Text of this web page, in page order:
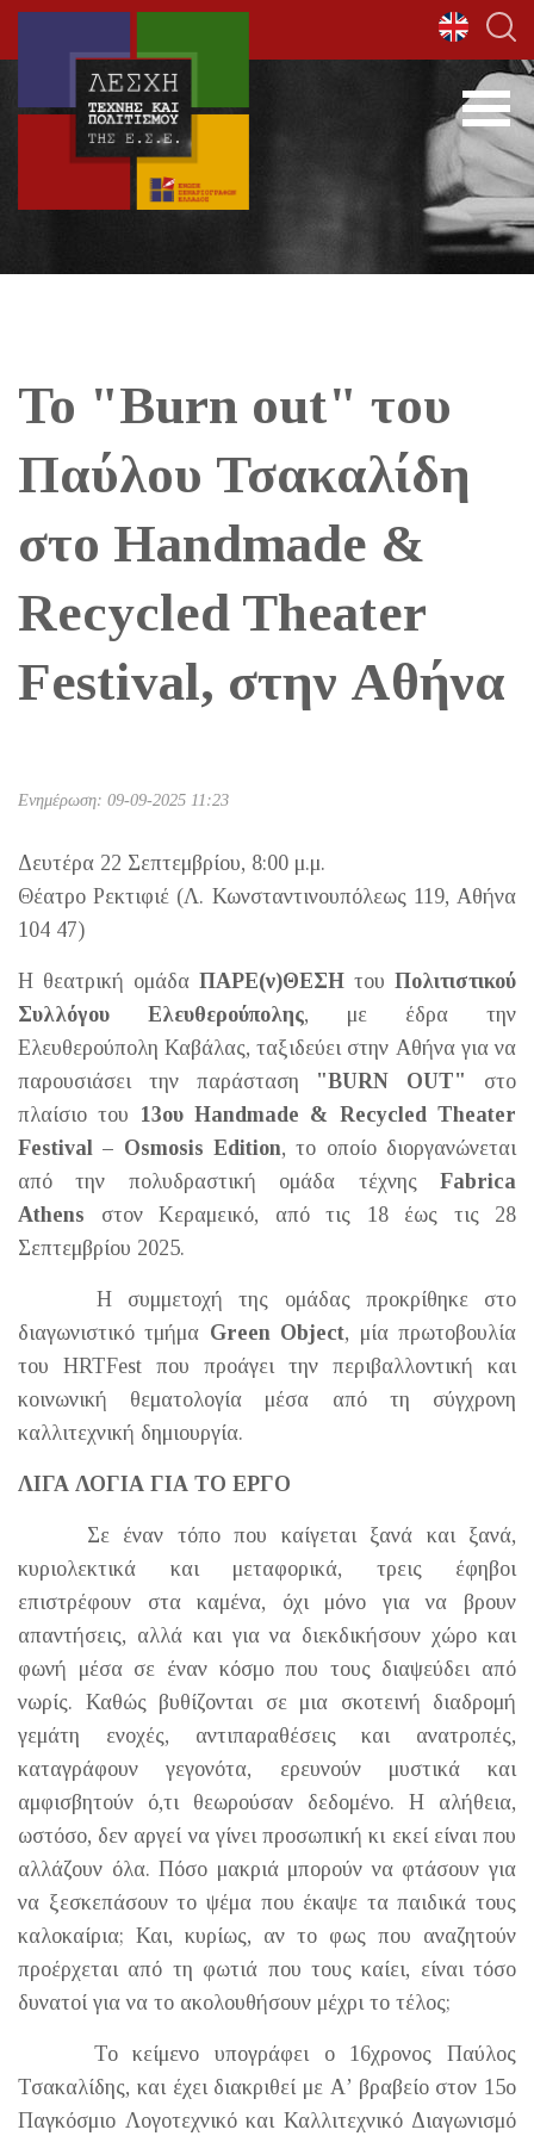
Το "Burn out" του
Παύλου Τσακαλίδη
στο Handmade &
Recycled Theater
Festival, στην Αθήνα
Ενημέρωση: 09-09-2025 11:23
Δευτέρα 22 Σεπτεμβρίου, 8:00 μ.μ.
Θέατρο Ρεκτιφιέ (Λ. Κωνσταντινουπόλεως 119, Αθήνα
104 47)
Η θεατρική ομάδα ΠΑΡΕ(ν)ΘΕΣΗ του Πολιτιστικού
Συλλόγου Ελευθερούπολης, με έδρα την
Ελευθερούπολη Καβάλας, ταξιδεύει στην Αθήνα για να
παρουσιάσει την παράσταση "BURN OUT"
στο
πλαίσιο του 13ου Handmade & Recycled Theater
Festival – Osmosis Edition, το οποίο διοργανώνεται
από την πολυδραστική ομάδα τέχνης Fabrica
Athens στον Κεραμεικό, από τις 18 έως τις 28
Σεπτεμβρίου 2025.
Η συμμετοχή της ομάδας προκρίθηκε στο
διαγωνιστικό τμήμα Green Object, μία πρωτοβουλία
του HRTFest που προάγει την περιβαλλοντική και
κοινωνική θεματολογία μέσα από τη σύγχρονη
καλλιτεχνική δημιουργία.
ΛΙΓΑ ΛΟΓΙΑ ΓΙΑ ΤΟ ΕΡΓΟ
Σε έναν τόπο που καίγεται ξανά και ξανά,
κυριολεκτικά και μεταφορικά, τρεις έφηβοι
επιστρέφουν στα καμένα, όχι μόνο για να βρουν
απαντήσεις, αλλά και για να διεκδικήσουν χώρο και
φωνή μέσα σε έναν κόσμο που τους διαψεύδει από
νωρίς. Καθώς βυθίζονται σε μια σκοτεινή διαδρομή
γεμάτη ενοχές, αντιπαραθέσεις και ανατροπές,
καταγράφουν γεγονότα, ερευνούν μυστικά και
αμφισβητούν ό,τι θεωρούσαν δεδομένο. Η αλήθεια,
ωστόσο, δεν αργεί να γίνει προσωπική κι εκεί είναι που
αλλάζουν όλα. Πόσο μακριά μπορούν να φτάσουν για
να ξεσκεπάσουν το ψέμα που έκαψε τα παιδικά τους
καλοκαίρια; Και, κυρίως, αν το φως που αναζητούν
προέρχεται από τη φωτιά που τους καίει, είναι τόσο
δυνατοί για να το ακολουθήσουν μέχρι το τέλος;
Το κείμενο υπογράφει ο 16χρονος Παύλος
Τσακαλίδης, και έχει διακριθεί με Α’ βραβείο στον 15ο
Παγκόσμιο Λογοτεχνικό και Καλλιτεχνικό Διαγωνισμό